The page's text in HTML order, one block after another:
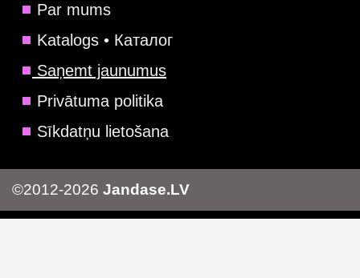
Par mums
Katalogs • Каталог
Saņemt jaunumus
Privātuma politika
Sīkdatņu lietošana
©2012-2026 Jandase.LV